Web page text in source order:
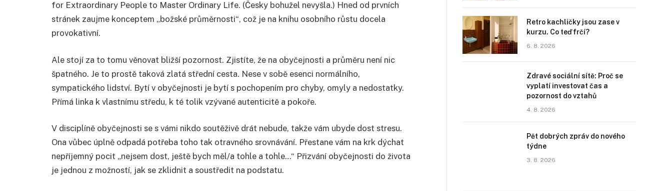
for Extraordinary People to Master Ordinary Life. (Česky bohužel nevyšla.) Hned od prvních
stránek zaujme konceptem „božské průměrnosti“, což je na knihu osobního růstu docela
provokativní.
Ale stojí za to tomu věnovat bližší pozornost. Zjistíte, že na obyčejnosti a průměru není nic
špatného. Je to prostě taková zlatá střední cesta. Nese v sobě esenci normálního,
sympatického lidství. Bytí v obyčejnosti je bytí s pochopením pro chyby, omyly a nedostatky.
Přímá linka k vlastnímu středu, k té tolik vzývané autenticitě a pokoře.
V disciplíně obyčejnosti se s vámi nikdo soutěživě drát nebude, takže vám ubyde dost stresu.
Ona vůbec úplně odpadá potřeba toho tak otravného srovnávání. Přestane vám na krk dýchat
nepříjemný pocit „nejsem dost, ještě bych měl/a tohle a tohle…“ Přizvání obyčejnosti do života
je jednou z možností, jak se zklidnit a soustředit na podstatu.
Retro kachličky jsou zase v
kurzu. Co teď frčí?
6. 8. 2026
Zdravé sociální sítě: Proč se
vyplatí investovat čas a
pozornost do vztahů
4. 8. 2026
Pět dobrých zpráv do nového
týdne
3. 8. 2026